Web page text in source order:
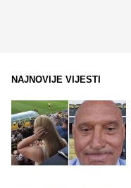
NAJNOVIJE VIJESTI